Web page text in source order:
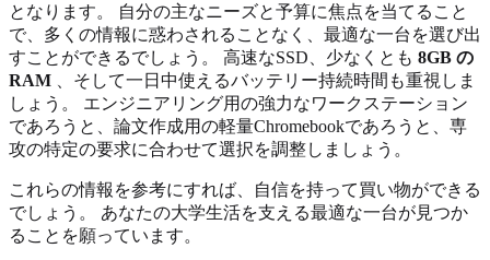
となります。 自分の主なニーズと予算に焦点を当てること
で、多くの情報に惑わされることなく、最適な一台を選び出
すことができるでしょう。 高速なSSD、少なくとも 8GB の
RAM 、そして一日中使えるバッテリー持続時間も重視しま
しょう。 エンジニアリング用の強力なワークステーション
であろうと、論文作成用の軽量Chromebookであろうと、専
攻の特定の要求に合わせて選択を調整しましょう。
これらの情報を参考にすれば、自信を持って買い物ができる
でしょう。 あなたの大学生活を支える最適な一台が見つか
ることを願っています。